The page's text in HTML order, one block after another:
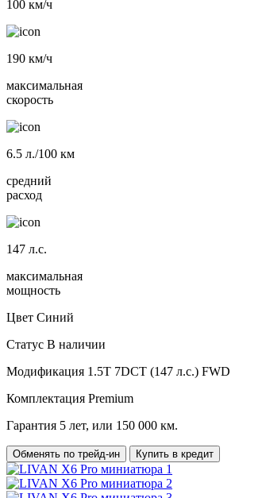
100 км/ч
190 км/ч
максимальная
скорость
6.5 л./100 км
средний
расход
147 л.с.
максимальная
мощность
Цвет Синий
Статус В наличии
Модификация 1.5T 7DCT (147 л.с.) FWD
Комплектация Premium
Гарантия 5 лет, или 150 000 км.
Обменять по трейд-ин Купить в кредит